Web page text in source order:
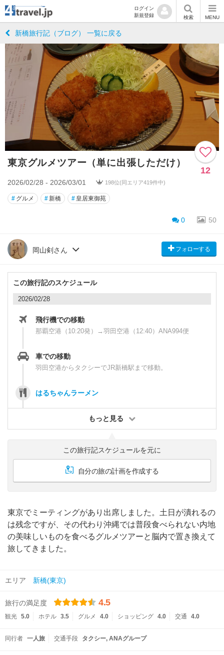
ログイン
新規登録
検索 MENU
新橋旅行記（ブログ） 一覧に戻る
東京グルメツアー（単に出張しただけ）
12
2026/02/28 - 2026/03/01 198位(同エリア419件中)
# グルメ #新橋 # 皇居東御苑
0 50
岡山剣さん フォローする
この旅行記のスケジュール
2026/02/28
飛行機での移動
那覇空港（10:20発）→羽田空港（12:40）ANA994便
車での移動
羽田空港からタクシーでJR新橋駅まで移動。
はるちゃんラーメン
もっと見る
この旅行記スケジュールを元に
自分の旅の計画を作成する
東京でミーティングがあり出席しました。土日が潰れるの
は残念ですが、その代わり沖縄では普段食べられない内地
の美味しいものを食べるグルメツアーと脳内で置き換えて
旅してきました。
エリア 新橋(東京)
旅行の満足度 4.5
観光 5.0 ホテル 3.5 グルメ 4.0 ショッピング 4.0 交通 4.0
同行者 一人旅 交通手段 タクシー ANAグループ